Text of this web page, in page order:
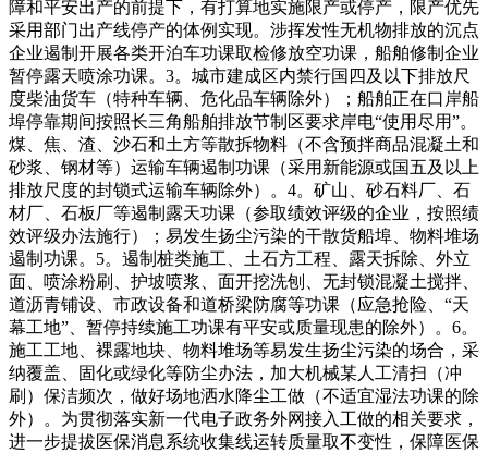
障和平安出产的前提下，有打算地实施限产或停产，限产优先
采用部门出产线停产的体例实现。涉挥发性无机物排放的沉点
企业遏制开展各类开泊车功课取检修放空功课，船舶修制企业
暂停露天喷涂功课。3。城市建成区内禁行国四及以下排放尺
度柴油货车（特种车辆、危化品车辆除外）；船舶正在口岸船
埠停靠期间按照长三角船舶排放节制区要求岸电“使用尽用”。
煤、焦、渣、沙石和土方等散拆物料（不含预拌商品混凝土和
砂浆、钢材等）运输车辆遏制功课（采用新能源或国五及以上
排放尺度的封锁式运输车辆除外）。4。矿山、砂石料厂、石
材厂、石板厂等遏制露天功课（参取绩效评级的企业，按照绩
效评级办法施行）；易发生扬尘污染的干散货船埠、物料堆场
遏制功课。5。遏制桩类施工、土石方工程、露天拆除、外立
面、喷涂粉刷、护坡喷浆、面开挖洗刨、无封锁混凝土搅拌、
道沥青铺设、市政设备和道桥梁防腐等功课（应急抢险、“天
幕工地”、暂停持续施工功课有平安或质量现患的除外）。6。
施工工地、裸露地块、物料堆场等易发生扬尘污染的场合，采
纳覆盖、固化或绿化等防尘办法，加大机械某人工清扫（冲
刷）保洁频次，做好场地洒水降尘工做（不适宜湿法功课的除
外）。为贯彻落实新一代电子政务外网接入工做的相关要求，
进一步提拔医保消息系统收集线运转质量取不变性，保障医保